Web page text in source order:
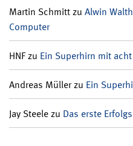
Martin Schmittzu Alwin
Computer
HNFzu Ein Superhirn mit
Andreas Müllerzu Ein
Jay Steelezu Das erste